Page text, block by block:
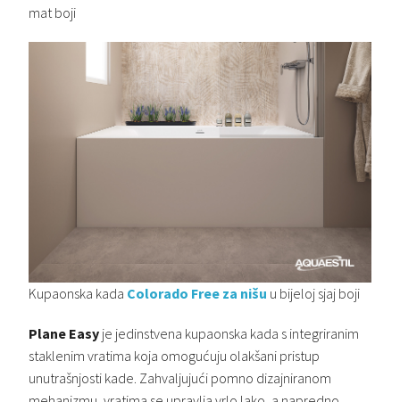
mat boji
Kupaonska kada Colorado Free za nišu u bijeloj sjaj boji
Plane Easy je jedinstvena kupaonska kada s integriranim
staklenim vratima koja omogućuju olakšani pristup
unutrašnjosti kade. Zahvaljujući pomno dizajniranom